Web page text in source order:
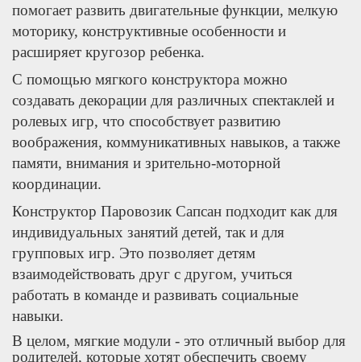
помогает развить двигательные функции, мелкую
моторику, конструктивные особенности и
расширяет кругозор ребенка.
С помощью мягкого конструктора можно
создавать декорации для различных спектаклей и
ролевых игр, что способствует развитию
воображения, коммуникативных навыков, а также
памяти, внимания и зрительно-моторной
координации.
Конструктор Паровозик Сапсан подходит как для
индивидуальных занятий детей, так и для
групповых игр. Это позволяет детям
взаимодействовать друг с другом, учиться
работать в команде и развивать социальные
навыки.
В целом, мягкие модули - это отличный выбор для
родителей, которые хотят обеспечить своему